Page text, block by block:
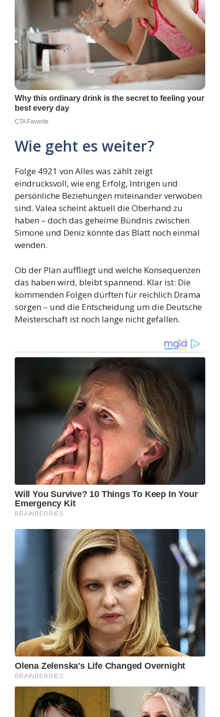
Wie geht es weiter?
Folge 4921 von Alles was zählt zeigt
eindrucksvoll, wie eng Erfolg, Intrigen und
persönliche Beziehungen miteinander verwoben
sind. Valea scheint aktuell die Oberhand zu
haben – doch das geheime Bündnis zwischen
Simone und Deniz könnte das Blatt noch einmal
wenden.
Ob der Plan auffliegt und welche Konsequenzen
das haben wird, bleibt spannend. Klar ist: Die
kommenden Folgen dürften für reichlich Drama
sorgen – und die Entscheidung um die Deutsche
Meisterschaft ist noch lange nicht gefallen.